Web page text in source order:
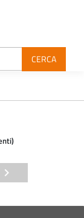
CERCA
chevron_right